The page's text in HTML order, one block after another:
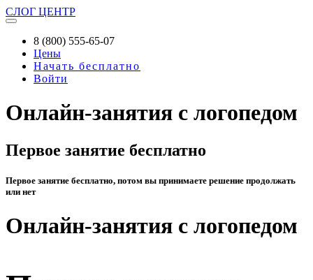
СЛОГ ЦЕНТР
8 (800) 555-65-07
Цены
Начать бесплатно
Войти
Онлайн-занятия с логопедом
Первое занятие бесплатно
Первое занятие бесплатно, потом вы принимаете решение продолжать
или нет
Онлайн-занятия с логопедом